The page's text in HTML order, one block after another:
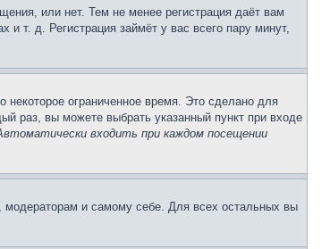
или нет. Тем не менее регистрация даёт вам
т. д. Регистрация займёт у вас всего пару минут,
ограниченное время. Это сделано для
раз, вы можете выбрать указанный пункт при входе
входить при каждом посещении
модераторам и самому себе. Для всех остальных вы